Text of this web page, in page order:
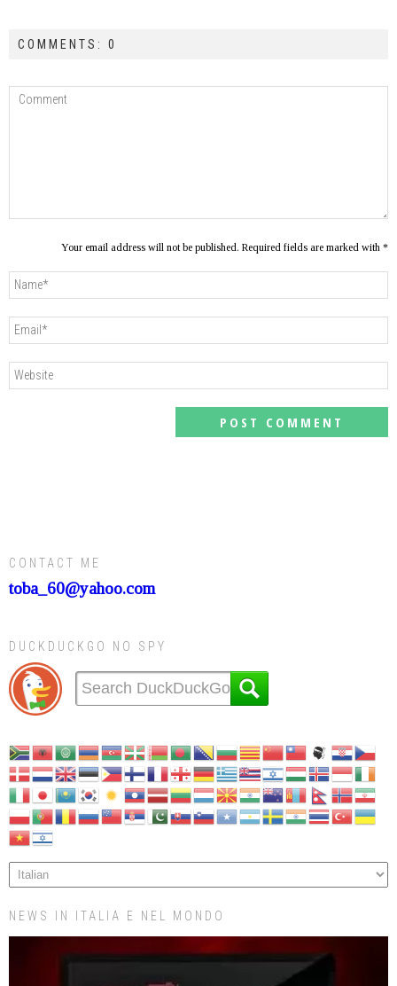
COMMENTS: 0
Your email address will not be published. Required fields are marked with *
CONTACT ME
toba_60@yahoo.com
DUCKDUCKGO NO SPY
NEWS IN ITALIA E NEL MONDO